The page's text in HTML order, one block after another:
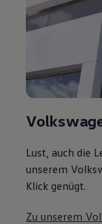
Lust, auch die
unserem
Klick genügt.
Zu unserem